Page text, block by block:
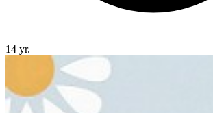
14 yr.